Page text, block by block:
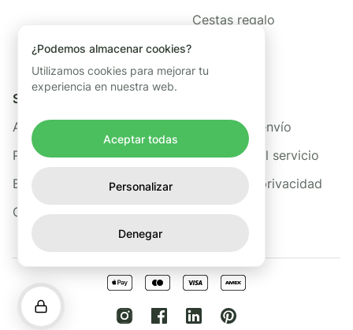
Cestas regalo
Sobre nosotros
Acerca de Freshis
Preguntas frecuentes
Blog
Contacto
Política de envío
Términos del servicio
Política de privacidad
¿Podemos almacenar cookies?
Utilizamos cookies para mejorar tu
experiencia en nuestra web.
Aceptar todas
Personalizar
Denegar